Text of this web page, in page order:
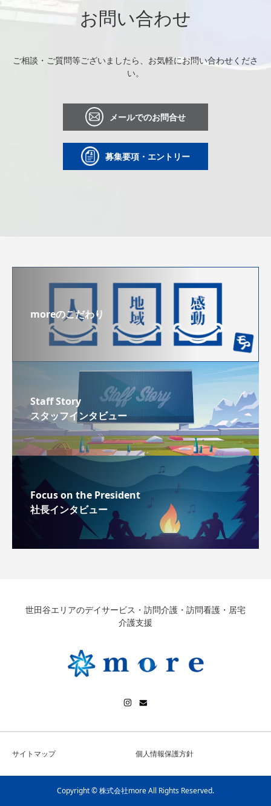
お問い合わせ
ご相談・ご質問等ございましたら、お気軽にお問い合わせくださ
い。
メールでのお問合せ
募集要項・エントリー
moreのこだわり
Staff Story
スタッフインタビュー
Focus on the President
社長インタビュー
世田谷エリアのデイサービス・訪問介護・訪問看護・居宅
介護支援
サイトマップ 個人情報保護方針
Copyright © 株式会社more All Rights Reserved.